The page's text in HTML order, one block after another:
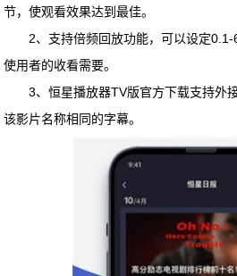
节，使观看效果达到最佳。
2、支持倍频回放功能，可以设定0.1-
使用者的收看需要。
3、恒星播放器TV版官方下载支持外
该影片名称相同的字幕。